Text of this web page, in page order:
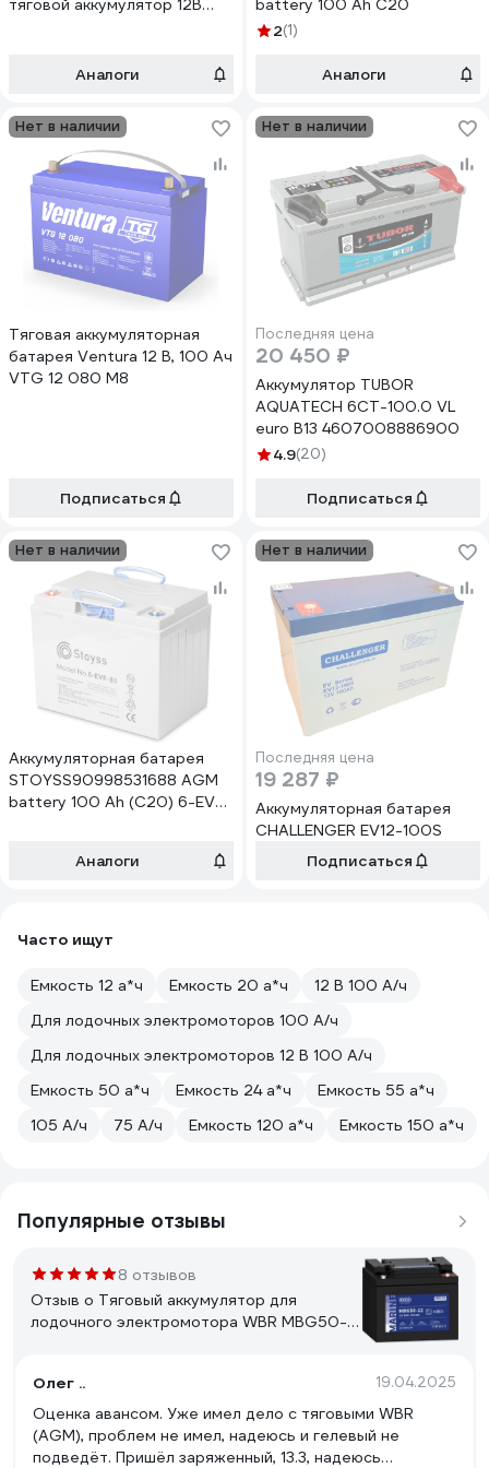
тяговой аккумулятор 12В
Аналоги
battery 100 Ah C20
2(1)
Аналоги
Нет в наличии
Тяговая аккумуляторная
батарея Ventura 12 В, 100 Ач
VTG 12 080 M8
Подписаться
Нет в наличии
Последняя цена
20 450 ₽
Аккумулятор TUBOR
AQUATECH 6СТ-100.0 VL
euro B13 4607008886900
4.9(20)
Подписаться
Нет в наличии
Аккумуляторная батарея
STOYSS90998531688 AGM
battery 100 Ah (C20) 6-EVF-
Аналоги
Нет в наличии
Последняя цена
19 287 ₽
Аккумуляторная батарея
CHALLENGER EV12-100S
Подписаться
Часто ищут
Емкость 12 а*ч Емкость 20 а*ч
12 В 100 А/ч
Для лодочных электромоторов 100 А/ч
Для лодочных электромоторов 12 В 100 А/ч
Емкость 50 а*ч
Емкость 24 а*ч
Емкость 55 а*ч
105 А/ч
75 А/ч Емкость 120 а*ч Емкость 150 а*ч
Популярные отзывы
8 отзывов
Отзыв о Тяговый аккумулятор для
лодочного электромотора WBR MBG50-12
Олег ..
19.04.2025
Оценка авансом. Уже имел дело с тяговыми WBR
(AGM), проблем не имел, надеюсь и гелевый не
подведёт. Пришёл заряженный, 13.3, надеюсь